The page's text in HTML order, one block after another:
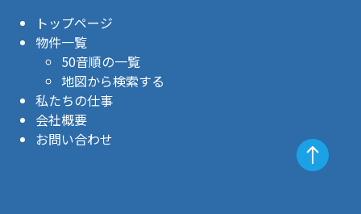
トップページ
物件一覧
50音順の一覧
地図から検索する
私たちの仕事
会社概要
お問い合わせ